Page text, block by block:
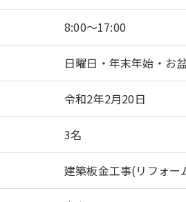
8:00～17:00
日曜日・年末年始・お
令和2年2月20日
3名
建築板金工事(リフォー